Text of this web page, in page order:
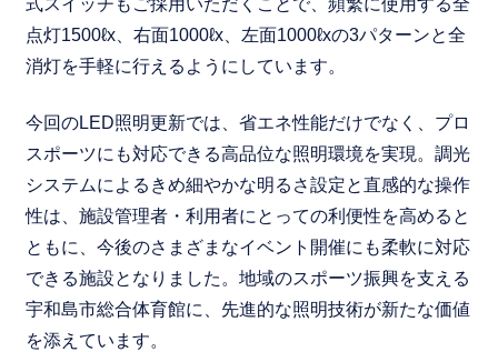
点灯1500ℓx、右面1000ℓx、左面1000ℓxの3パターンと全
消灯を手軽に行えるようにしています。
今回のLED照明更新では、省エネ性能だけでなく、プロ
スポーツにも対応できる高品位な照明環境を実現。調光
システムによるきめ細やかな明るさ設定と直感的な操作
性は、施設管理者・利用者にとっての利便性を高めると
ともに、今後のさまざまなイベント開催にも柔軟に対応
できる施設となりました。地域のスポーツ振興を支える
宇和島市総合体育館に、先進的な照明技術が新たな価値
を添えています。